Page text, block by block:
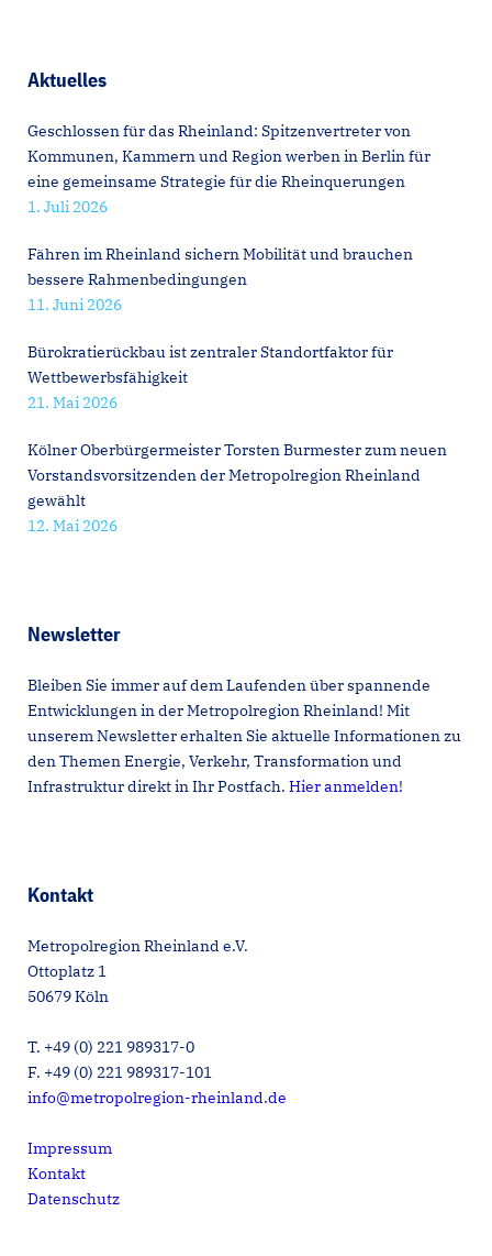
Aktuelles
Geschlossen für das Rheinland: Spitzenvertreter von
Kommunen, Kammern und Region werben in Berlin für
eine gemeinsame Strategie für die Rheinquerungen
1. Juli 2026
Fähren im Rheinland sichern Mobilität und brauchen
bessere Rahmenbedingungen
11. Juni 2026
Bürokratierückbau ist zentraler Standortfaktor für
Wettbewerbsfähigkeit
21. Mai 2026
Kölner Oberbürgermeister Torsten Burmester zum neuen
Vorstandsvorsitzenden der Metropolregion Rheinland
gewählt
12. Mai 2026
Newsletter
Bleiben Sie immer auf dem Laufenden über spannende
Entwicklungen in der Metropolregion Rheinland! Mit
unserem Newsletter erhalten Sie aktuelle Informationen zu
den Themen Energie, Verkehr, Transformation und
Infrastruktur direkt in Ihr Postfach. Hier anmelden!
Kontakt
Metropolregion Rheinland e.V.
Ottoplatz 1
50679 Köln
T. +49 (0) 221 989317-0
F. +49 (0) 221 989317-101
info@metropolregion-rheinland.de
Impressum
Kontakt
Datenschutz